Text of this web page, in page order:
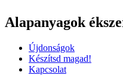
Alapanyagok
Újdonságok
Készítsd magad!
Kapcsolat